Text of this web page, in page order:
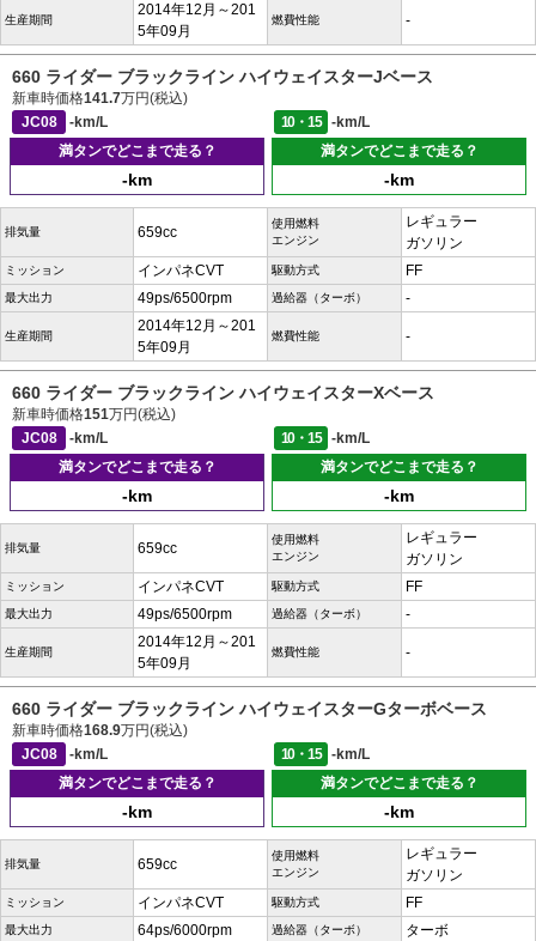
生産期間
2014年12月～201
5年09月
燃費性能 -
660 ライダー ブラックライン ハイウェイスターJベース
新車時価格141.7万円(税込)
JC08
-km/L 10・15
-km/L
満タンでどこまで走る？
-km
満タンでどこまで走る？
-km
排気量 659cc
使用燃料
エンジン
レギュラー
ガソリン
ミッション インパネCVT 駆動方式 FF
最大出力 49ps/6500rpm 過給器（ターボ） -
生産期間
2014年12月～201
5年09月
燃費性能 -
660 ライダー ブラックライン ハイウェイスターXベース
新車時価格151万円(税込)
JC08
-km/L 10・15
-km/L
満タンでどこまで走る？
-km
満タンでどこまで走る？
-km
排気量 659cc
使用燃料
エンジン
レギュラー
ガソリン
ミッション インパネCVT 駆動方式 FF
最大出力 49ps/6500rpm 過給器（ターボ） -
生産期間
2014年12月～201
5年09月
燃費性能 -
660 ライダー ブラックライン ハイウェイスターGターボベース
新車時価格168.9万円(税込)
JC08
-km/L 10・15
-km/L
満タンでどこまで走る？
-km
満タンでどこまで走る？
-km
排気量 659cc
使用燃料
エンジン
レギュラー
ガソリン
ミッション インパネCVT 駆動方式 FF
最大出力 64ps/6000rpm 過給器（ターボ） ターボ